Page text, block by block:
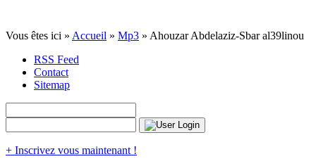
Vous êtes ici » Accueil » Mp3 » Ahouzar Abdelaziz-Sbar al39linou
RSS Feed
Contact
Sitemap
+ Inscrivez vous maintenant !